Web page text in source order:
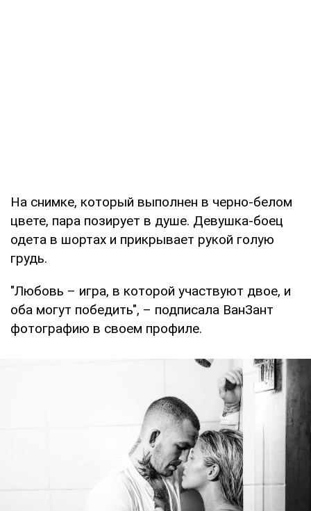
На снимке, который выполнен в черно-белом
цвете, пара позирует в душе. Девушка-боец
одета в шортах и прикрывает рукой голую
грудь.
"Любовь – игра, в которой участвуют двое, и
оба могут победить", – подписала ВанЗант
фотографию в своем профиле.